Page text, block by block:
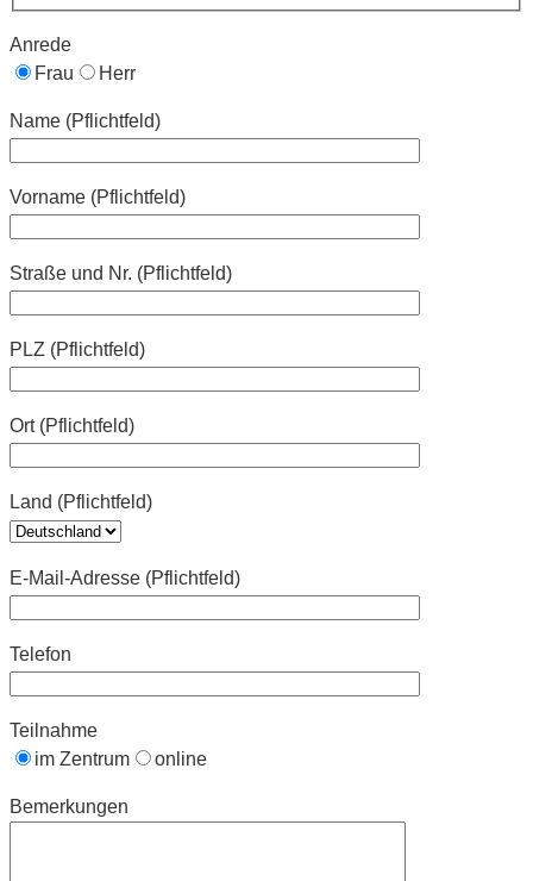
Anrede
Frau
Herr
Name (Pflichtfeld)
Vorname (Pflichtfeld)
Straße und Nr. (Pflichtfeld)
PLZ (Pflichtfeld)
Ort (Pflichtfeld)
Land (Pflichtfeld)
E-Mail-Adresse (Pflichtfeld)
Telefon
Teilnahme
im Zentrum
online
Bemerkungen